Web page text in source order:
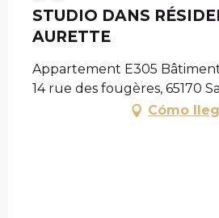
STUDIO DANS
AURETTE
Appartement E305
14 rue des fougères, 65170
Cómo